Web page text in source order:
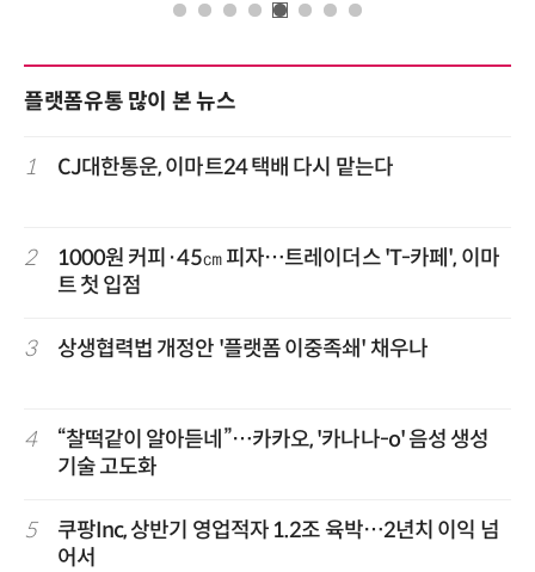
플랫폼유통 많이 본 뉴스
1 CJ대한통운, 이마트24 택배 다시 맡는다
2
1000원 커피·45㎝ 피자…트레이더스 'T-카페', 이마
트 첫 입점
3 상생협력법 개정안 '플랫폼 이중족쇄' 채우나
4
“찰떡같이 알아듣네”…카카오, '카나나-o' 음성 생성
기술 고도화
5
쿠팡Inc, 상반기 영업적자 1.2조 육박…2년치 이익 넘
어서